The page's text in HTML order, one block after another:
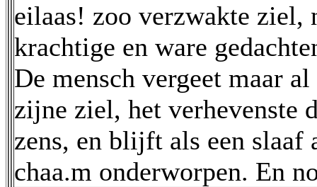
eilaas! zoo verzwakte ziel,
krachtige en ware
De mensch vergeet maar
zijne ziel, het verhevenste
zens, en blijft als een slaaf
chaa.m onderworpen. En